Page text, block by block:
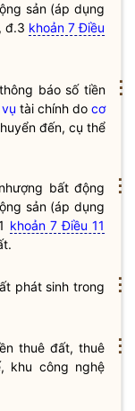
sản (áp dụng
đ.3 khoản 7 Điều
báo số tiền
tài chính do cơ
đến, cụ thể
bất động
sản (áp dụng
khoản 7 Điều 11
phát sinh trong
thuê đất, thuê
khu công nghệ
⋮
⋮
⋮
⋮